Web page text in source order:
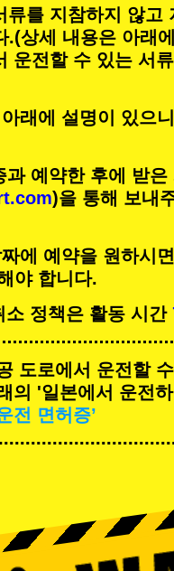
를 지참하지 않고
.(상세 내용은 아래
운전할 수 있는 서
래에 설명이 있으
예약한 후에 받
)을 통해 보내
에 예약을 원하시
야 합니다.
소 정책은 활동 시간
도로에서 운전할
의 '일본에서 운전
전 면허증’